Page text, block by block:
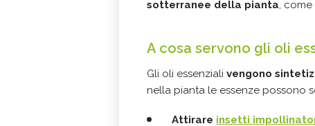
sotterranee della pianta, come
A cosa servono gli oli
Gli oli essenziali vengono
nella pianta le essenze possono
Attirare insetti